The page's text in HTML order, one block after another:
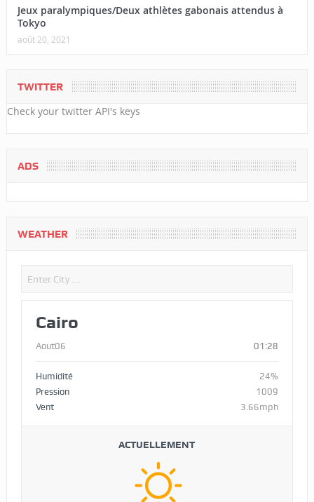
Jeux paralympiques/Deux athlètes gabonais attendus à
Tokyo
août 20, 2021
TWITTER
Check your twitter API's keys
ADS
WEATHER
Cairo
Aout06 01:28
Humidité
24%
Pression
1009
Vent
3.66mph
ACTUELLEMENT